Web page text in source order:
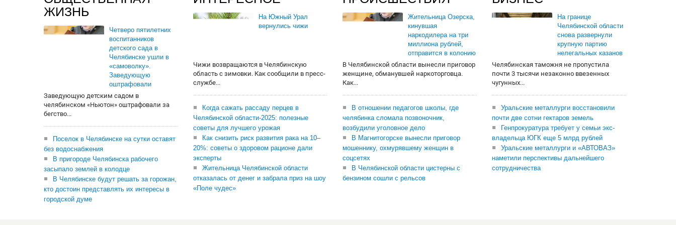
ЖИЗНЬ
Четверо пятилетних
воспитанников
детского сада в
Челябинске ушли в
«самоволку».
Заведующую
оштрафовали
Заведующую детским садом в
челябинском «Ньютон» оштрафовали за
бегство...
Поселок в Челябинске на сутки оставят
без водоснабжения
В пригороде Челябинска рабочего
засыпало землей в колодце
В Челябинске будут решать за горожан,
кто достоин представлять их интересы в
городской думе
На Южный Урал
вернулись чижи
Чижи возвращаются в Челябинскую
область с зимовки. Как сообщили в пресс-
службе...
Когда сажать рассаду перцев в
Челябинской области-2025: полезные
советы для лучшего урожая
Как снизить риск развития рака на 10–
20%: советы о здоровом рационе дали
эксперты
Жительница Челябинской области
отказалась от денег и забрала приз на шоу
«Поле чудес»
Жительница Озерска,
кинувшая
наркодилера на три
миллиона рублей,
отправится в колонию
В Челябинской области вынесли приговор
женщине, обманувшей наркоторговца.
Как...
В отношении педагогов школы, где
челябинка сломала позвоночник,
возбудили уголовное дело
В Магнитогорске вынесли приговор
мошеннику, охмурявшему женщин в
соцсетях
В Челябинской области цистерны с
бензином сошли с рельсов
На границе
Челябинской области
снова развернули
крупную партию
нелегальных казанов
Челябинская таможня не пропустила
почти 3 тысячи незаконно ввезенных
чугунных...
Уральские металлурги восстановили
почти две сотни гектаров земель
Генпрокуратура требует у семьи экс-
владельца ЮГК еще 5 млрд рублей
Уральские металлурги и «АВТОВАЗ»
наметили перспективы дальнейшего
сотрудничества